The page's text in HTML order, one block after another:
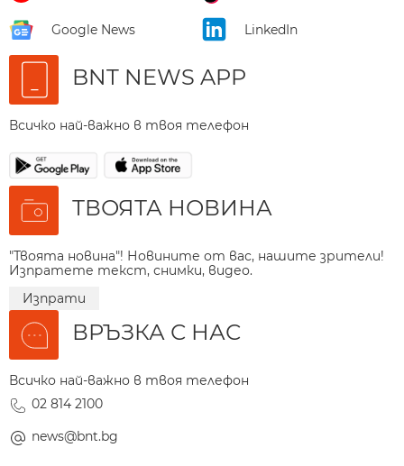
Google News LinkedIn
BNT NEWS APP
Всичко най-важно в твоя телефон
ТВОЯТА НОВИНА
"Твоята новина"! Новините от вас, нашите зрители!
Изпратете текст, снимки, видео.
Изпрати
ВРЪЗКА С НАС
Всичко най-важно в твоя телефон
02 814 2100
news@bnt.bg